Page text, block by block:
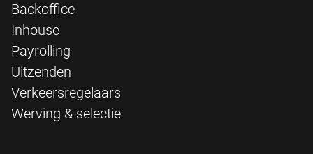
Backoffice
Inhouse
Payrolling
Uitzenden
Verkeersregelaars
Werving & selectie